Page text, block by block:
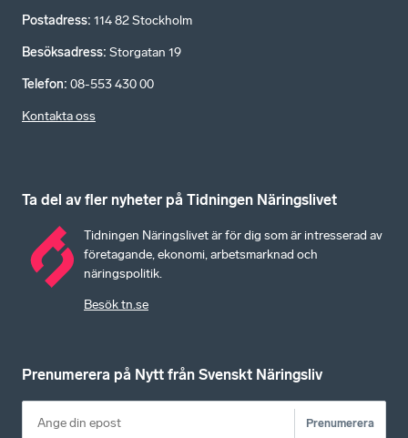
Postadress: 114 82 Stockholm
Besöksadress: Storgatan 19
Telefon: 08-553 430 00
Kontakta oss
Ta del av fler nyheter på Tidningen Näringslivet
Tidningen Näringslivet är för dig som är intresserad av
företagande, ekonomi, arbetsmarknad och
näringspolitik.
Besök tn.se
Prenumerera på Nytt från Svenskt Näringsliv
Prenumerera